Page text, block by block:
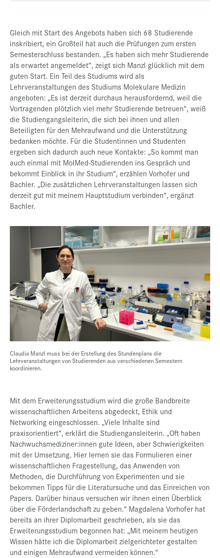
Gleich mit Start des Angebots haben sich 68 Studierende
inskribiert, ein Großteil hat auch die Prüfungen zum ersten
Semesterschluss bestanden. „Es haben sich mehr Studierende
als erwartet angemeldet“, zeigt sich Manzl glücklich mit dem
guten Start. Ein Teil des Studiums wird als
Lehrveranstaltungen des Studiums Molekulare Medizin
angeboten: „Es ist derzeit durchaus herausfordernd, weil die
Vortragenden plötzlich viel mehr Studierende betreuen“, weiß
die Studiengangsleiterin, die sich bei ihnen und allen
Beteiligten für den Mehraufwand und die Unterstützung
bedanken möchte. Für die Studentinnen und Studenten
ergeben sich dadurch auch neue Kontakte: „So kommt man
auch einmal mit MolMed-Studierenden ins Gespräch und
bekommt Einblick in ihr Studium“, erzählen Vorhofer und
Bachler. „Die zusätzlichen Lehrveranstaltungen lassen sich
derzeit gut mit meinem Hauptstudium verbinden“, ergänzt
Bachler.
Claudia Manzl muss bei der Erstellung des Stundenplans die
Lehrveranstaltungen von Studierenden aus verschiedenen Semestern
koordinieren.
Mit dem Erweiterungsstudium wird die große Bandbreite
wissenschaftlichen Arbeitens abgedeckt, Ethik und
Networking eingeschlossen. „Viele Inhalte sind
praxisorientiert“, erklärt die Studiengansleiterin. „Oft haben
Nachwuchsmediziner:innen gute Ideen, aber Schwierigkeiten
mit der Umsetzung. Hier lernen sie das Formulieren einer
wissenschaftlichen Fragestellung, das Anwenden von
Methoden, die Durchführung von Experimenten und sie
bekommen Tipps für die Literatursuche und das Einreichen von
Papers. Darüber hinaus versuchen wir ihnen einen Überblick
über die Förderlandschaft zu geben.“ Magdalena Vorhofer hat
bereits an ihrer Diplomarbeit geschrieben, als sie das
Erweiterungsstudium begonnen hat: „Mit meinem heutigen
Wissen hätte ich die Diplomarbeit zielgerichteter gestalten
und einigen Mehraufwand vermeiden können.“